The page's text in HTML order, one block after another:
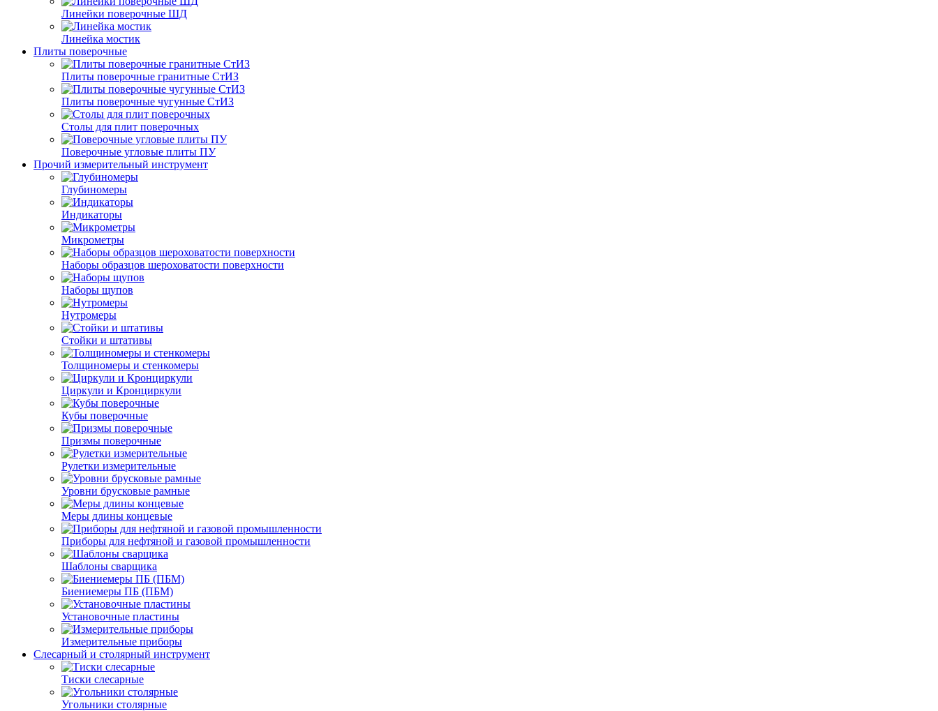
Линейки поверочные ШД
Линейка мостик
Плиты поверочные
Плиты поверочные гранитные СтИЗ
Плиты поверочные чугунные СтИЗ
Столы для плит поверочных
Поверочные угловые плиты ПУ
Прочий измерительный инструмент
Глубиномеры
Индикаторы
Микрометры
Наборы образцов шероховатости поверхности
Наборы щупов
Нутромеры
Стойки и штативы
Толщиномеры и стенкомеры
Циркули и Кронциркули
Кубы поверочные
Призмы поверочные
Рулетки измерительные
Уровни брусковые рамные
Меры длины концевые
Приборы для нефтяной и газовой промышленности
Шаблоны сварщика
Биениемеры ПБ (ПБМ)
Установочные пластины
Измерительные приборы
Слесарный и столярный инструмент
Тиски слесарные
Угольники столярные